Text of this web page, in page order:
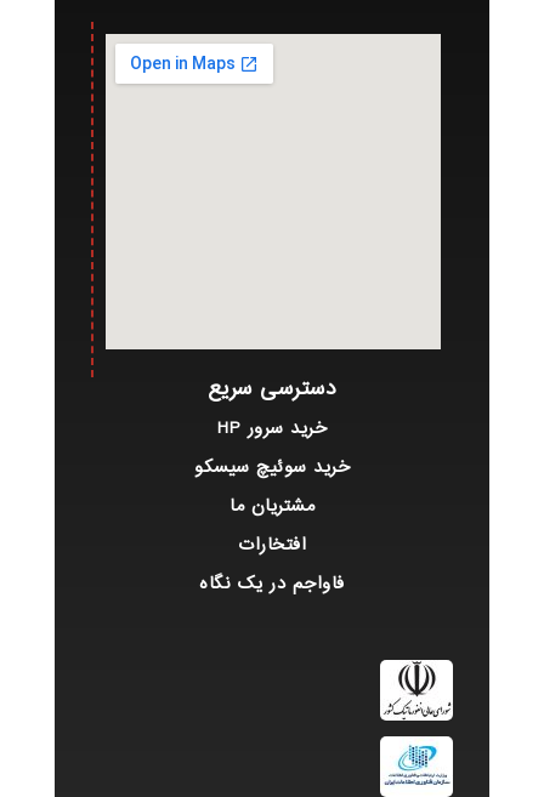
دسترسی سریع
خرید سرور HP
خرید سوئیچ سیسکو
مشتریان ما
افتخارات
فاواجم در یک نگاه